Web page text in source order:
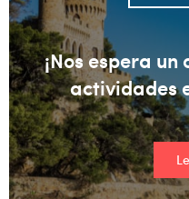
¡Nos espera
actividades